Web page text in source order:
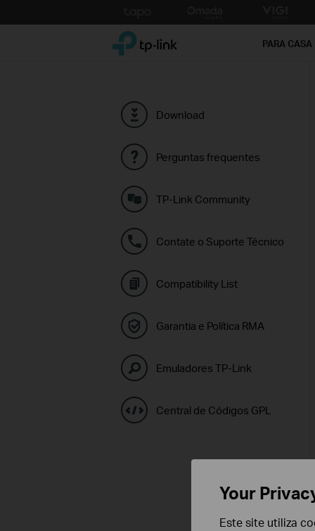
to
TP-Link, Reliably Smart PARA CASA
Download
Perguntas frequentes
TP-Link Community
Contate o Suporte Técnico
Compatibility List
Garantia e Política RMA
Emuladores TP-Link
Central de Códigos GPL
Your
Este site utiliza